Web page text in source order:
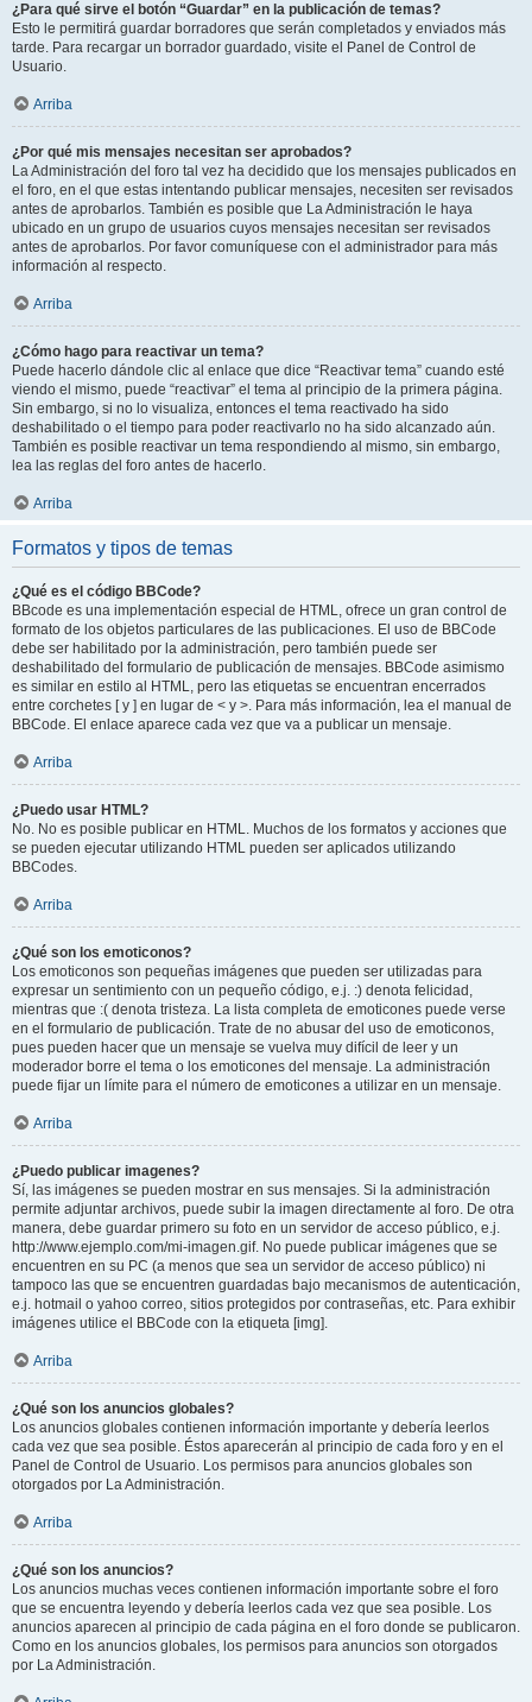
¿Para qué sirve el botón “Guardar” en la publicación de temas?
Esto le permitirá guardar borradores que serán completados y enviados más
tarde. Para recargar un borrador guardado, visite el Panel de Control de
Usuario.
Arriba
¿Por qué mis mensajes necesitan ser aprobados?
La Administración del foro tal vez ha decidido que los mensajes publicados en
el foro, en el que estas intentando publicar mensajes, necesiten ser revisados
antes de aprobarlos. También es posible que La Administración le haya
ubicado en un grupo de usuarios cuyos mensajes necesitan ser revisados
antes de aprobarlos. Por favor comuníquese con el administrador para más
información al respecto.
Arriba
¿Cómo hago para reactivar un tema?
Puede hacerlo dándole clic al enlace que dice “Reactivar tema” cuando esté
viendo el mismo, puede “reactivar” el tema al principio de la primera página.
Sin embargo, si no lo visualiza, entonces el tema reactivado ha sido
deshabilitado o el tiempo para poder reactivarlo no ha sido alcanzado aún.
También es posible reactivar un tema respondiendo al mismo, sin embargo,
lea las reglas del foro antes de hacerlo.
Arriba
Formatos y tipos de temas
¿Qué es el código BBCode?
BBcode es una implementación especial de HTML, ofrece un gran control de
formato de los objetos particulares de las publicaciones. El uso de BBCode
debe ser habilitado por la administración, pero también puede ser
deshabilitado del formulario de publicación de mensajes. BBCode asimismo
es similar en estilo al HTML, pero las etiquetas se encuentran encerrados
entre corchetes [ y ] en lugar de < y >. Para más información, lea el manual de
BBCode. El enlace aparece cada vez que va a publicar un mensaje.
Arriba
¿Puedo usar HTML?
No. No es posible publicar en HTML. Muchos de los formatos y acciones que
se pueden ejecutar utilizando HTML pueden ser aplicados utilizando
BBCodes.
Arriba
¿Qué son los emoticonos?
Los emoticonos son pequeñas imágenes que pueden ser utilizadas para
expresar un sentimiento con un pequeño código, e.j. :) denota felicidad,
mientras que :( denota tristeza. La lista completa de emoticones puede verse
en el formulario de publicación. Trate de no abusar del uso de emoticonos,
pues pueden hacer que un mensaje se vuelva muy difícil de leer y un
moderador borre el tema o los emoticones del mensaje. La administración
puede fijar un límite para el número de emoticones a utilizar en un mensaje.
Arriba
¿Puedo publicar imagenes?
Sí, las imágenes se pueden mostrar en sus mensajes. Si la administración
permite adjuntar archivos, puede subir la imagen directamente al foro. De otra
manera, debe guardar primero su foto en un servidor de acceso público, e.j.
http://www.ejemplo.com/mi-imagen.gif. No puede publicar imágenes que se
encuentren en su PC (a menos que sea un servidor de acceso público) ni
tampoco las que se encuentren guardadas bajo mecanismos de autenticación,
e.j. hotmail o yahoo correo, sitios protegidos por contraseñas, etc. Para exhibir
imágenes utilice el BBCode con la etiqueta [img].
Arriba
¿Qué son los anuncios globales?
Los anuncios globales contienen información importante y debería leerlos
cada vez que sea posible. Éstos aparecerán al principio de cada foro y en el
Panel de Control de Usuario. Los permisos para anuncios globales son
otorgados por La Administración.
Arriba
¿Qué son los anuncios?
Los anuncios muchas veces contienen información importante sobre el foro
que se encuentra leyendo y debería leerlos cada vez que sea posible. Los
anuncios aparecen al principio de cada página en el foro donde se publicaron.
Como en los anuncios globales, los permisos para anuncios son otorgados
por La Administración.